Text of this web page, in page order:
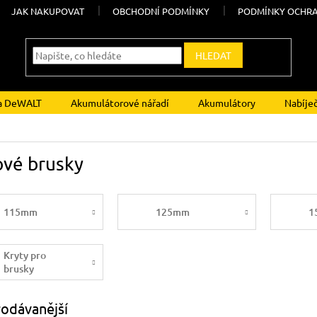
JAK NAKUPOVAT OBCHODNÍ PODMÍNKY PODMÍNKY
HLEDAT
DeWALT Akumulátorové nářadí Akumulátory
brusky
115mm 125mm
Kryty pro
brusky